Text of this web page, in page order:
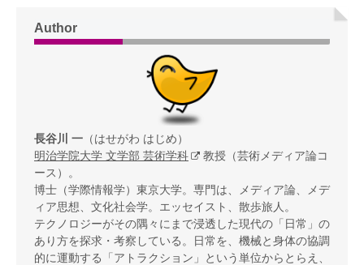
Author
長谷川 一 （はせがわ はじめ）
明治学院大学 文学部 芸術学科
教授（芸術メディア論コ
ース）。
博士（学際情報学）東京大学。専門は、メディア論、メデ
ィア思想、文化社会学。エッセイスト、散歩旅人。
テクノロジーがその隅々にまで浸透した現代の「日常」の
あり方を探求・考察している。日常を、機械と身体の協調
的に運動する「アトラクション」という単位からとらえ、